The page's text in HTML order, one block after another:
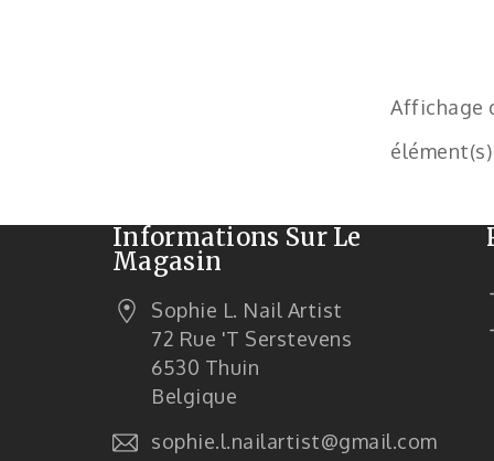
Affichage
élément(s)
Informations Sur Le
Magasin
Sophie L. Nail Artist
72 Rue 't Serstevens
6530 Thuin
Belgique
sophie.l.nailartist@gmail.com